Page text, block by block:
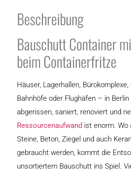
Beschreibung
Bauschutt Container
beim Containerfritze
Häuser, Lagerhallen,
Bahnhöfe oder Flughäfen – in
abgerissen, saniert, renoviert und
Ressourcenaufwand ist enorm. Wo
Steine, Beton, Ziegel und auch
gebraucht werden, kommt die
unsortiertem Bauschutt ins Spiel.